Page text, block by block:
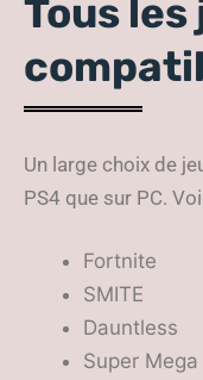
Tous
Un large choix de
PS4 que sur PC.
Fortnite
SMITE
Dauntless
Super